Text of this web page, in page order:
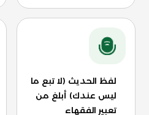
لفظ الحديث (لا تبع ما
ليس عندك) أبلغ من
تعبير الفقهاء